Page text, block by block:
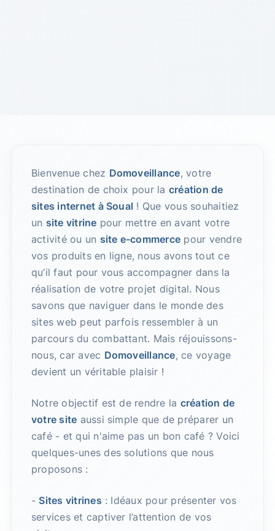
Bienvenue chez Domoveillance, votre
destination de choix pour la création de
sites internet à Soual ! Que vous souhaitiez
un site vitrine pour mettre en avant votre
activité ou un site e-commerce pour vendre
vos produits en ligne, nous avons tout ce
qu’il faut pour vous accompagner dans la
réalisation de votre projet digital. Nous
savons que naviguer dans le monde des
sites web peut parfois ressembler à un
parcours du combattant. Mais réjouissons-
nous, car avec Domoveillance, ce voyage
devient un véritable plaisir !
Notre objectif est de rendre la création de
votre site aussi simple que de préparer un
café - et qui n'aime pas un bon café ? Voici
quelques-unes des solutions que nous
proposons :
- Sites vitrines : Idéaux pour présenter vos
services et captiver l’attention de vos